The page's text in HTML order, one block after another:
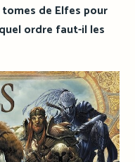
de Elfes pour
ordre faut-il les